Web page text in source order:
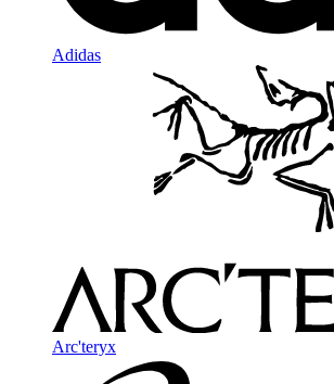
Adidas
Arc'teryx